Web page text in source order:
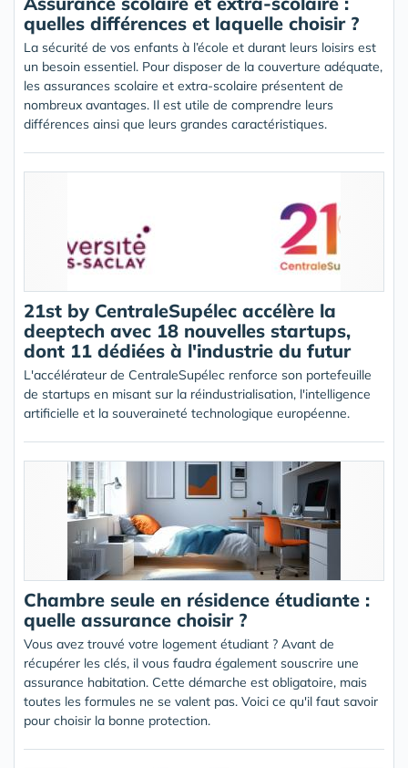
quelles différences et laquelle choisir ?
La sécurité de vos enfants à l’école et durant leurs loisirs est
un besoin essentiel. Pour disposer de la couverture adéquate,
les assurances scolaire et extra-scolaire présentent de
nombreux avantages. Il est utile de comprendre leurs
différences ainsi que leurs grandes caractéristiques.
21st by CentraleSupélec accélère la
deeptech avec 18 nouvelles startups,
dont 11 dédiées à l'industrie du futur
L'accélérateur de CentraleSupélec renforce son portefeuille
de startups en misant sur la réindustrialisation, l'intelligence
artificielle et la souveraineté technologique européenne.
Chambre seule en résidence étudiante :
quelle assurance choisir ?
Vous avez trouvé votre logement étudiant ? Avant de
récupérer les clés, il vous faudra également souscrire une
assurance habitation. Cette démarche est obligatoire, mais
toutes les formules ne se valent pas. Voici ce qu'il faut savoir
pour choisir la bonne protection.